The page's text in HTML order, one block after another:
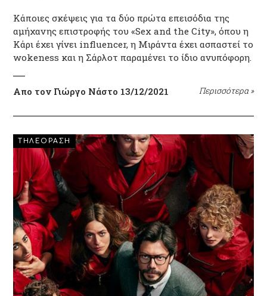
Κάποιες σκέψεις για τα δύο πρώτα επεισόδια της
αμήχανης επιστροφής του «Sex and the City», όπου η
Κάρι έχει γίνει influencer, η Μιράντα έχει ασπαστεί το
wokeness και η Σάρλοτ παραμένει το ίδιο ανυπόφορη.
Απο τον Γιώργο Νάστο 13/12/2021 Περισσότερα »
ΤΗΛΕΟΡΑΣΗ